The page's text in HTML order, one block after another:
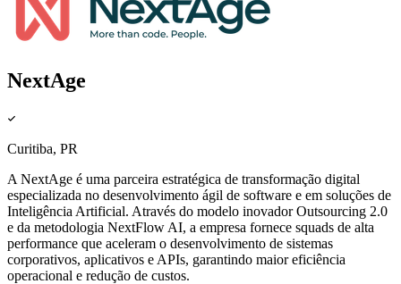
NextAge
Curitiba, PR
A NextAge é uma parceira estratégica de transformação digital
especializada no desenvolvimento ágil de software e em soluções de
Inteligência Artificial. Através do modelo inovador Outsourcing 2.0
e da metodologia NextFlow AI, a empresa fornece squads de alta
performance que aceleram o desenvolvimento de sistemas
corporativos, aplicativos e APIs, garantindo maior eficiência
operacional e redução de custos.